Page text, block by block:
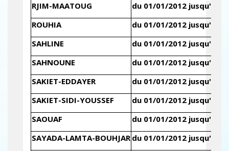
RJIM-MAATOUG
du 01/01/2012 jusqu'au
ROUHIA
du 01/01/2012 jusqu'au
SAHLINE
du 01/01/2012 jusqu'au
SAHNOUNE
du 01/01/2012 jusqu'au
SAKIET-EDDAYER
du 01/01/2012 jusqu'au
SAKIET-SIDI-YOUSSEF
du 01/01/2012 jusqu'au
SAOUAF
du 01/01/2012 jusqu'au
SAYADA-LAMTA-BOUHJAR du 01/01/2012 jusqu'au